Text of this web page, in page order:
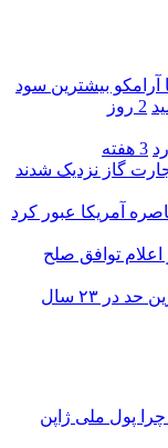
آرامکو بیشترین سود
2 روز
3 هفته
گاز نزدیک شدند
توافق صلح
ذخایر نفت کشورهای ثروتمند به پایین‌ترین حد در ۲۳ سال
چرا پول ملی ژاپن